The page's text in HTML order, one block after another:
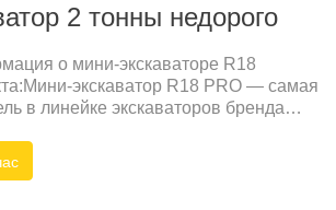
2 тонны недорого
о мини-экскаваторе R18
экскаватор R18 PRO — самая
в линейке экскаваторов бренда
тонный экскаватор сочетает в себе
с высокой производительностью,